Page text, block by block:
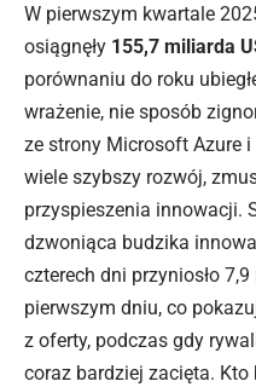
W pierwszym kwartale
osiągnęły 155,7 miliarda
porównaniu do roku
wrażenie, nie sposób
ze strony Microsoft Azure
wiele szybszy rozwój,
przyspieszenia innowacji.
dzwoniąca budzika
czterech dni przyniosło
pierwszym dniu, co
z oferty, podczas gdy
coraz bardziej zacięta. Kto